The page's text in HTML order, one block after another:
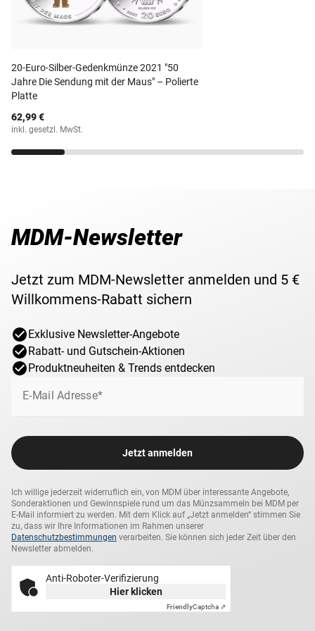
Diese Kollektion vollständig zu besitzen, ist wohl der
Material Silber (625/1000)
Prägestätte Hamburgische Münze
Prägequalität /
20-Euro-Silber-Gedenkmünze 2021 "50
Jahre Die Sendung mit der Maus" – Polierte
Platte
62,99 €
inkl. gesetzl. MwSt.
MDM-Newsletter
Jetzt zum MDM-Newsletter anmelden und 5 €
Willkommens-Rabatt sichern
Exklusive Newsletter-Angebote
Rabatt- und Gutschein-Aktionen
Produktneuheiten & Trends entdecken
E-Mail Adresse*
Jetzt anmelden
Ich willige jederzeit widerruflich ein, von MDM über interessante Angebote,
Sonderaktionen und Gewinnspiele rund um das Münzsammeln bei MDM per
E-Mail informiert zu werden. Mit dem Klick auf „Jetzt anmelden“ stimmen Sie
zu, dass wir Ihre Informationen im Rahmen unserer
Datenschutzbestimmungen verarbeiten. Sie können sich jeder Zeit über den
Newsletter abmelden.
Anti-Roboter-Verifizierung
Hier klicken
FriendlyCaptcha ⇗